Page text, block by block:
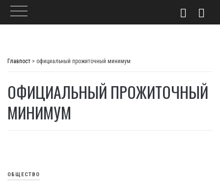
Главпост > официальный прожиточный минимум
ОФИЦИАЛЬНЫЙ ПРОЖИТОЧНЫЙ
МИНИМУМ
ОБЩЕСТВО